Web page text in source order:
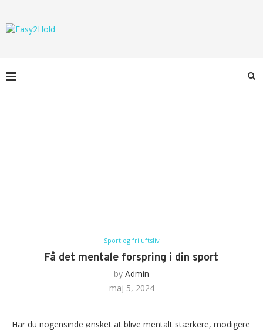
Sport og friluftsliv
Få det mentale forspring i din sport
by Admin
maj 5, 2024
Har du nogensinde ønsket at blive mentalt stærkere, modigere